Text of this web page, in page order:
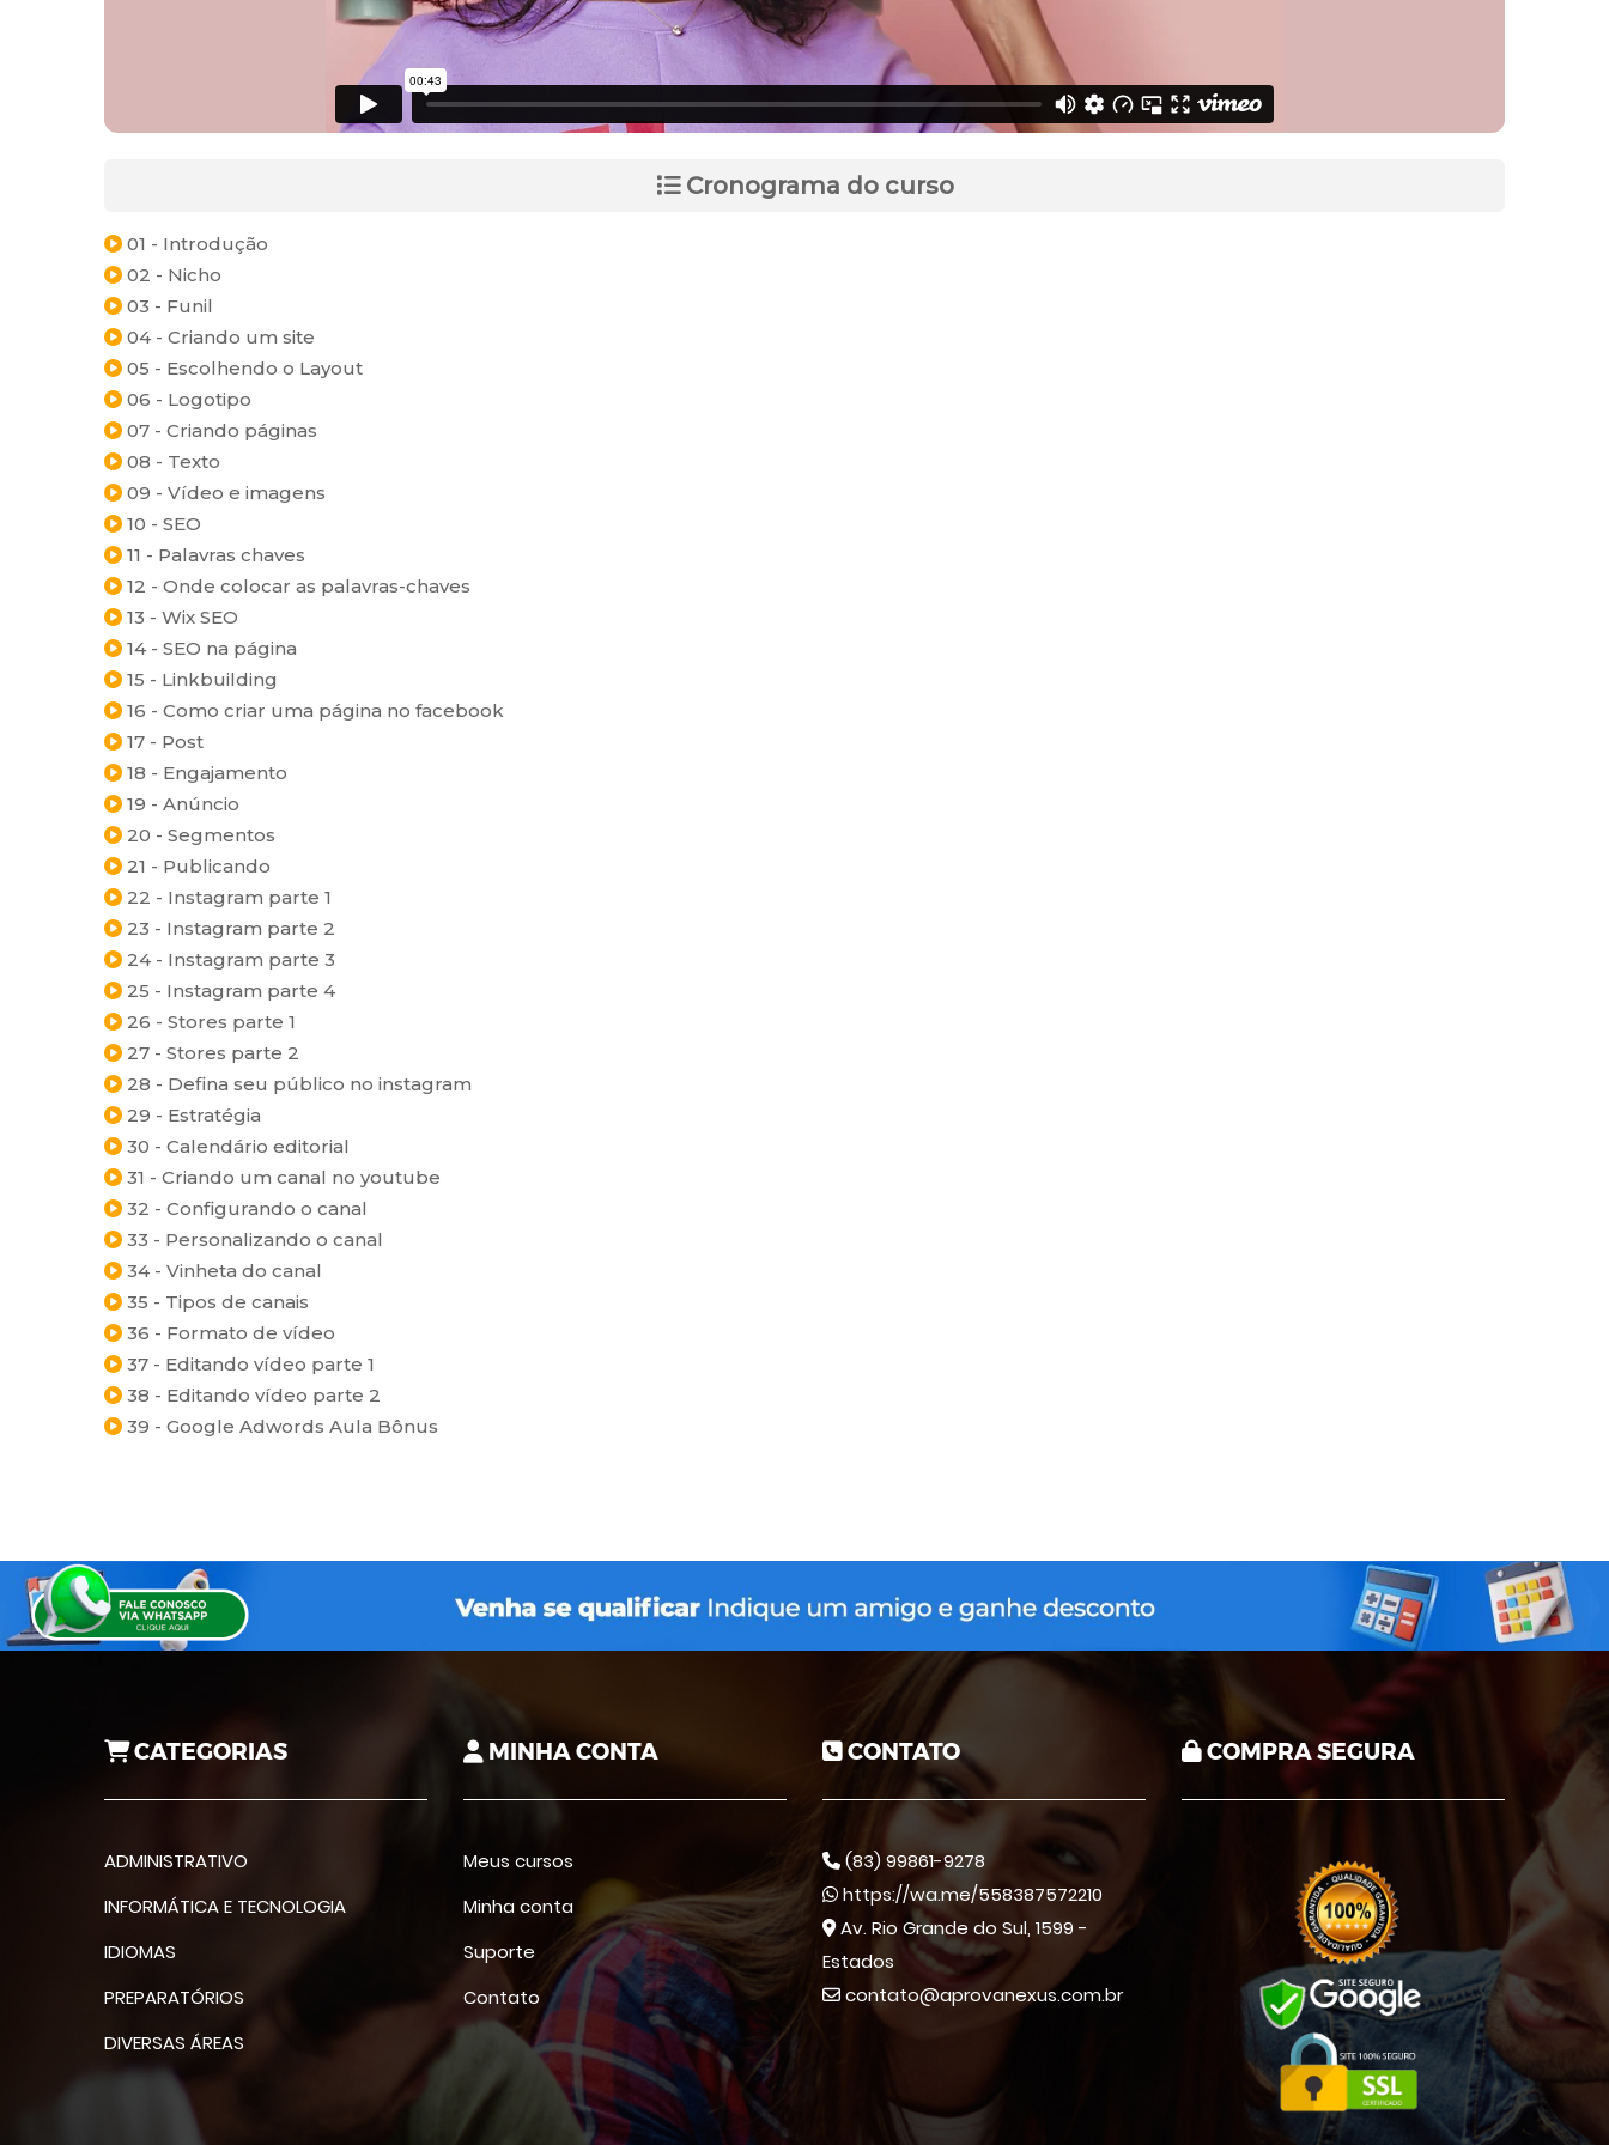
Cronograma do curso
01 - Introdução
02 - Nicho
03 - Funil
04 - Criando um site
05 - Escolhendo o Layout
06 - Logotipo
07 - Criando páginas
08 - Texto
09 - Vídeo e imagens
10 - SEO
11 - Palavras chaves
12 - Onde colocar as palavras-chaves
13 - Wix SEO
14 - SEO na página
15 - Linkbuilding
16 - Como criar uma página no facebook
17 - Post
18 - Engajamento
19 - Anúncio
20 - Segmentos
21 - Publicando
22 - Instagram parte 1
23 - Instagram parte 2
24 - Instagram parte 3
25 - Instagram parte 4
26 - Stores parte 1
27 - Stores parte 2
28 - Defina seu público no instagram
29 - Estratégia
30 - Calendário editorial
31 - Criando um canal no youtube
32 - Configurando o canal
33 - Personalizando o canal
34 - Vinheta do canal
35 - Tipos de canais
36 - Formato de vídeo
37 - Editando vídeo parte 1
38 - Editando vídeo parte 2
39 - Google Adwords Aula Bônus
CATEGORIAS
ADMINISTRATIVO
INFORMÁTICA E TECNOLOGIA
IDIOMAS
PREPARATÓRIOS
DIVERSAS ÁREAS
MINHA CONTA
Meus cursos
Minha conta
Suporte
Contato
CONTATO
(83) 99861-9278
https://wa.me/558387572210
Av. Rio Grande do Sul, 1599 -
Estados
contato@aprovanexus.com.br
COMPRA SEGURA